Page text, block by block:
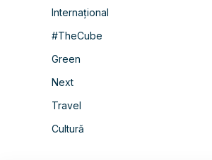
Internațional
#TheCube
Green
Next
Travel
Cultură